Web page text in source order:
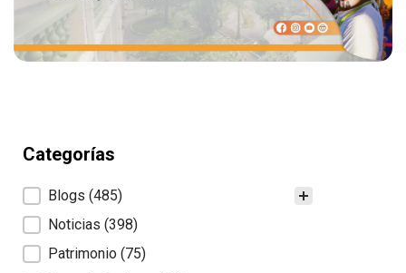
Categorías
Categorías
Blogs (485)
Noticias (398)
Patrimonio (75)